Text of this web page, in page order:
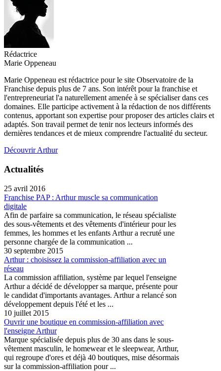
Rédactrice
Marie Oppeneau
Marie Oppeneau est rédactrice pour le site Observatoire de la
Franchise depuis plus de 7 ans. Son intérêt pour la franchise et
l'entrepreneuriat l'a naturellement amenée à se spécialiser dans ces
domaines. Elle participe activement à la rédaction de nos différents
contenus, apportant son expertise pour proposer des articles clairs et
adaptés. Son travail permet de tenir nos lecteurs informés des
dernières tendances et de mieux comprendre l'actualité du secteur.
Découvrir Arthur
Actualités
25 avril 2016
Franchise PAP : Arthur muscle sa communication
digitale
Afin de parfaire sa communication, le réseau spécialiste
des sous-vêtements et des vêtements d'intérieur pour les
femmes, les hommes et les enfants Arthur a recruté une
personne chargée de la communication ...
30 septembre 2015
Arthur : choisissez la commission-affiliation avec un
réseau
La commission affiliation, système par lequel l'enseigne
Arthur a décidé de développer sa marque, présente pour
le candidat d'importants avantages. Arthur a relancé son
développement depuis l'été et les ...
10 juillet 2015
Ouvrir une boutique en commission-affiliation avec
l'enseigne Arthur
Marque spécialisée depuis plus de 30 ans dans le sous-
vêtement masculin, le homewear et le sleepwear, Arthur,
qui regroupe d'ores et déjà 40 boutiques, mise désormais
sur la commission-affiliation pour ...